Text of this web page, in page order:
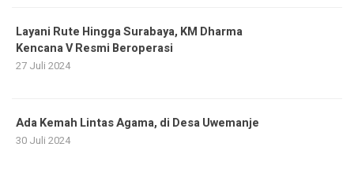
Layani Rute Hingga Surabaya, KM Dharma
Kencana V Resmi Beroperasi
27 Juli 2024
Ada Kemah Lintas Agama, di Desa Uwemanje
30 Juli 2024